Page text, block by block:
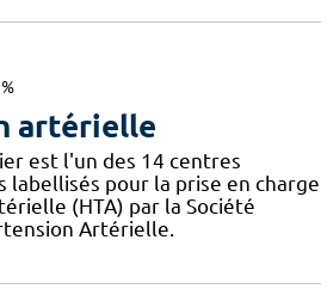
artérielle
est l'un des 14 centres
labellisés pour la prise en charge
(HTA) par la Société
Artérielle.